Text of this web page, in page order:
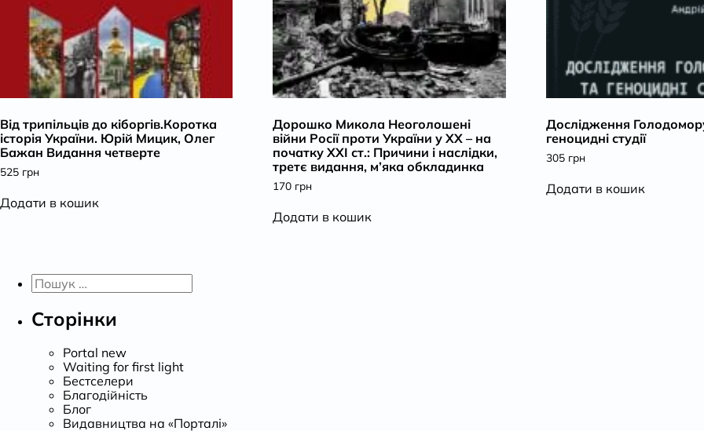
Від трипільців до кіборгів.Коротка
історія України. Юрій Мицик, Олег
Бажан Видання четверте
525 грн
Додати в кошик
Дорошко Микола Неоголошені
війни Росії проти України у ХХ – на
початку ХХІ ст.: Причини і наслідки,
третє видання, м’яка обкладинка
170 грн
Додати в кошик
Дослідження
геноцидні студії
305 грн
Додати в кошик
Пошук:
Сторінки
Portal new
Waiting for first light
Бестселери
Благодійність
Блог
Видавництва на «Порталі»